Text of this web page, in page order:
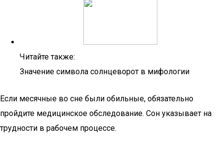
Читайте также:
Значение символа солнцеворот в мифологии
Если месячные во сне были обильные, обязательно
пройдите медицинское обследование. Сон указывает на
трудности в рабочем процессе.